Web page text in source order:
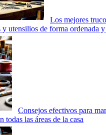
Los mejores
y utensilios de forma ordenada
Consejos efectivos para
todas las áreas de la casa